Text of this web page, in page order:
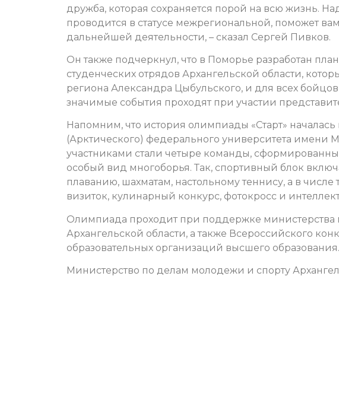
дружба, которая сохраняется порой на всю жизнь.
проводится в статусе межрегиональной, поможет
дальнейшей деятельности, – сказал Сергей Пивков.
Он также подчеркнул, что в Поморье разработан
студенческих отрядов Архангельской области,
региона Александра Цыбульского, и для всех бойцов
значимые события проходят при участии
Напомним, что история олимпиады «Старт» началась
(Арктического) федерального университета имени
участниками стали четыре команды,
особый вид многоборья. Так, спортивный блок
плаванию, шахматам, настольному теннису, а в
визиток, кулинарный конкурс, фотокросс и
Олимпиада проходит при поддержке
Архангельской области, а также Всероссийского
образовательных организаций высшего образования.
Министерство по делам молодежи и спорту